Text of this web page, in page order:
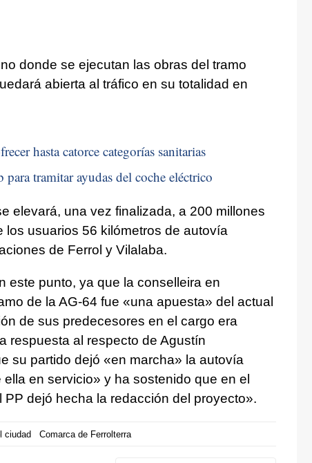
donde se ejecutan las obras del tramo
abierta al tráfico en su totalidad en
hasta catorce categorías sanitarias
tramitar ayudas del coche eléctrico
elevará, una vez finalizada, a 200 millones
usuarios 56 kilómetros de autovía
de Ferrol y Vilalaba.
este punto, ya que la conselleira en
de la AG-64 fue «una apuesta» del actual
de sus predecesores en el cargo era
respuesta al respecto de Agustín
su partido dejó «en marcha» la autovía
en servicio» y ha sostenido que en el
dejó hecha la redacción del proyecto».
ciudad Comarca de Ferrolterra